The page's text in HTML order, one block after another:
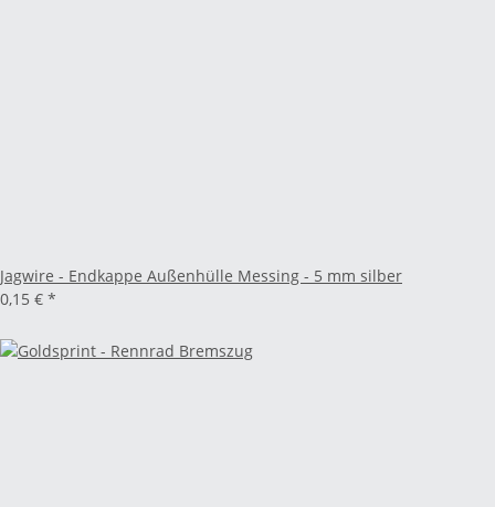
Jagwire - Endkappe Außenhülle Messing - 5 mm silber
0,15 € *